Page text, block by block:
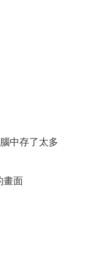
中存了太多
畫面